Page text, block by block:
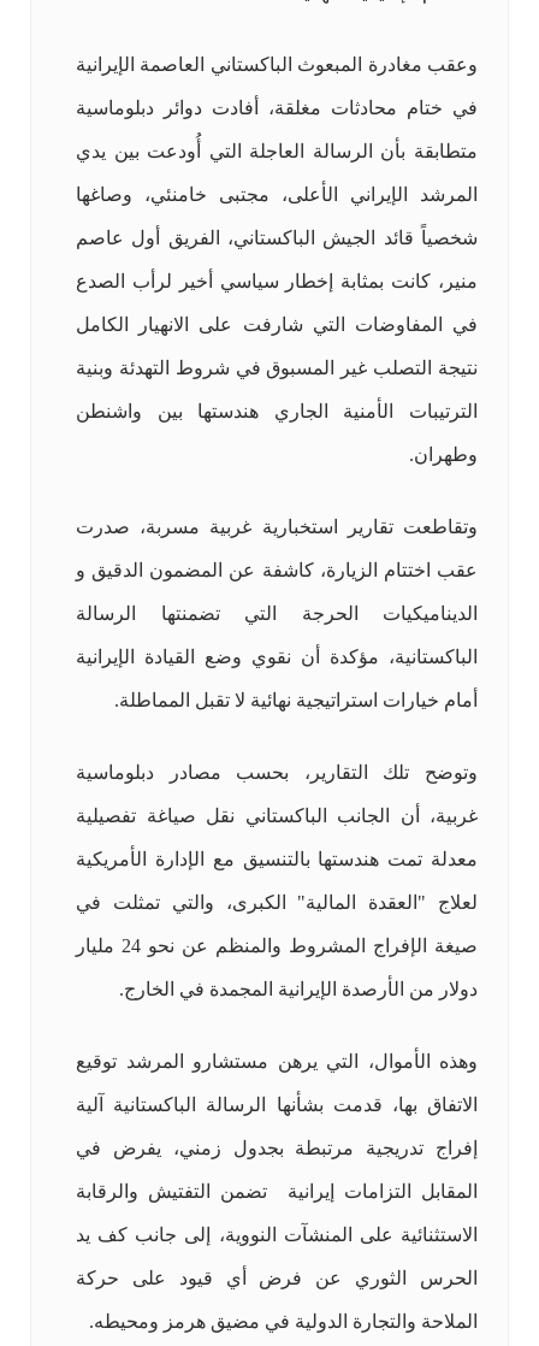
وعقب مغادرة المبعوث الباكستاني العاصمة الإيرانية
في ختام محادثات مغلقة، أفادت دوائر دبلوماسية
متطابقة بأن الرسالة العاجلة التي أُودعت بين يدي
المرشد الإيراني الأعلى، مجتبى خامنئي، وصاغها
شخصياً قائد الجيش الباكستاني، الفريق أول عاصم
منير، كانت بمثابة إخطار سياسي أخير لرأب الصدع
في المفاوضات التي شارفت على الانهيار الكامل
نتيجة التصلب غير المسبوق في شروط التهدئة وبنية
الترتيبات الأمنية الجاري هندستها بين واشنطن
وطهران.
وتقاطعت تقارير استخبارية غربية مسربة، صدرت
عقب اختتام الزيارة، كاشفة عن المضمون الدقيق و
الديناميكيات الحرجة التي تضمنتها الرسالة
الباكستانية، مؤكدة أن نقوي وضع القيادة الإيرانية
أمام خيارات استراتيجية نهائية لا تقبل المماطلة.
وتوضح تلك التقارير، بحسب مصادر دبلوماسية
غربية، أن الجانب الباكستاني نقل صياغة تفصيلية
معدلة تمت هندستها بالتنسيق مع الإدارة الأمريكية
لعلاج "العقدة المالية" الكبرى، والتي تمثلت في
صيغة الإفراج المشروط والمنظم عن نحو 24 مليار
دولار من الأرصدة الإيرانية المجمدة في الخارج.
وهذه الأموال، التي يرهن مستشارو المرشد توقيع
الاتفاق بها، قدمت بشأنها الرسالة الباكستانية آلية
إفراج تدريجية مرتبطة بجدول زمني، يفرض في
المقابل التزامات إيرانية تضمن التفتيش والرقابة
الاستثنائية على المنشآت النووية، إلى جانب كف يد
الحرس الثوري عن فرض أي قيود على حركة
الملاحة والتجارة الدولية في مضيق هرمز ومحيطه.